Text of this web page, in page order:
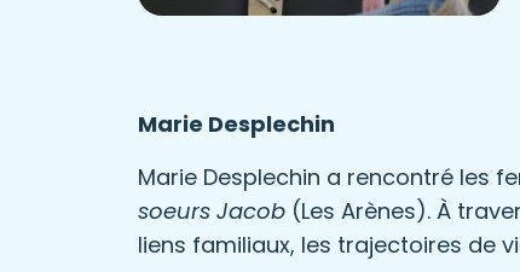
Marie Desplechin
Marie Desplechin a rencontré les
soeurs Jacob (Les Arènes). À
liens familiaux, les trajectoires de